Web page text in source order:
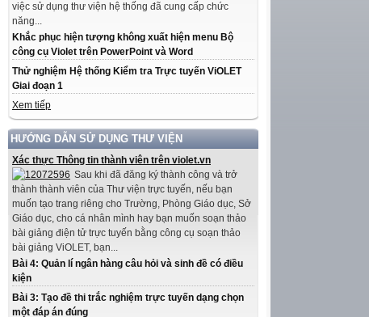
việc sử dụng thư viện hệ thống đã cung cấp chức
năng...
Khắc phục hiện tượng không xuất hiện menu Bộ
công cụ Violet trên PowerPoint và Word
Thử nghiệm Hệ thống Kiểm tra Trực tuyến ViOLET
Giai đoạn 1
Xem tiếp
HƯỚNG DẪN SỬ DỤNG THƯ VIỆN
Xác thực Thông tin thành viên trên violet.vn
Sau khi đã đăng ký thành công và trở
thành thành viên của Thư viện trực tuyến, nếu bạn
muốn tạo trang riêng cho Trường, Phòng Giáo dục, Sở
Giáo dục, cho cá nhân mình hay bạn muốn soạn thảo
bài giảng điện tử trực tuyến bằng công cụ soạn thảo
bài giảng ViOLET, bạn...
Bài 4: Quản lí ngân hàng câu hỏi và sinh đề có điều
kiện
Bài 3: Tạo đề thi trắc nghiệm trực tuyến dạng chọn
một đáp án đúng